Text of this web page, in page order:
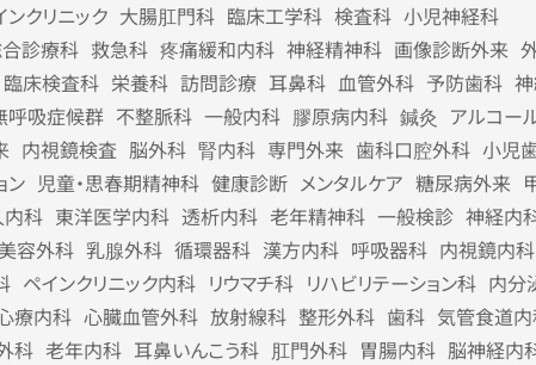
ンクリニック 大腸肛門科 臨床工学科 検査科 小児神経科
診療科 救急科 疼痛緩和内科 神経精神科 画像診断外来
臨床検査科 栄養科 訪問診療 耳鼻科 血管外科 予防歯科
呼吸症候群 不整脈科 一般内科 膠原病内科 鍼灸 アルコー
内視鏡検査 脳外科 腎内科 専門外来 歯科口腔外科 小児
ン 児童・思春期精神科 健康診断 メンタルケア 糖尿病外来
科 東洋医学内科 透析内科 老年精神科 一般検診 神経内
容外科 乳腺外科 循環器科 漢方内科 呼吸器科 内視鏡内科
ペインクリニック内科 リウマチ科 リハビリテーション科 内分
療内科 心臓血管外科 放射線科 整形外科 歯科 気管食道
科 老年内科 耳鼻いんこう科 肛門外科 胃腸内科 脳神経内